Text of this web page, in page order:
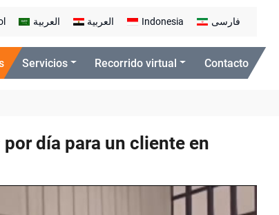
العربية العربية Indonesia فارسی
Servicios Recorrido virtual Contacto
día para un cliente en